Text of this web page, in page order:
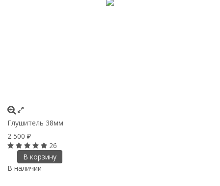
Глушитель 38мм
2 500 ₽
26
В корзину
В наличии